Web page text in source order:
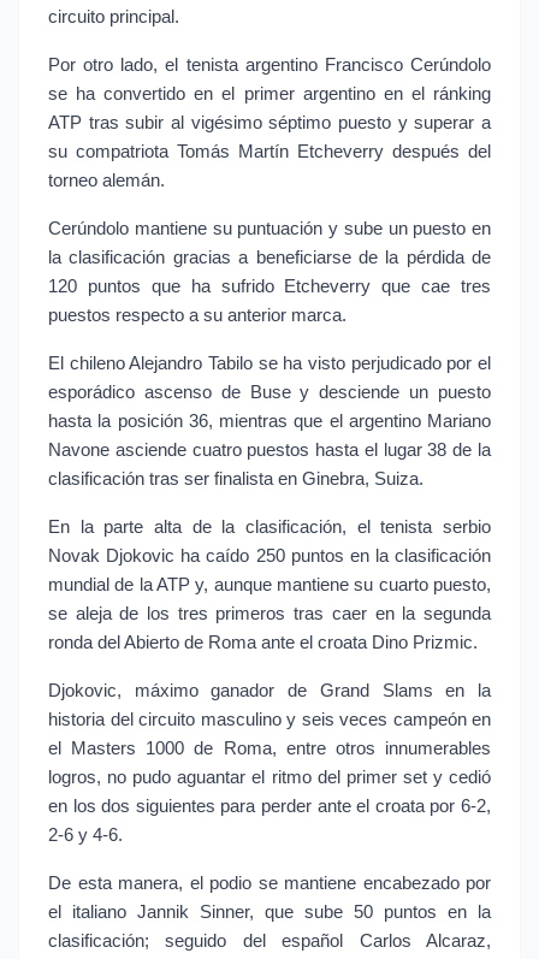
circuito principal.
Por otro lado, el tenista argentino Francisco Cerúndolo
se ha convertido en el primer argentino en el ránking
ATP tras subir al vigésimo séptimo puesto y superar a
su compatriota Tomás Martín Etcheverry después del
torneo alemán.
Cerúndolo mantiene su puntuación y sube un puesto en
la clasificación gracias a beneficiarse de la pérdida de
120 puntos que ha sufrido Etcheverry que cae tres
puestos respecto a su anterior marca.
El chileno Alejandro Tabilo se ha visto perjudicado por el
esporádico ascenso de Buse y desciende un puesto
hasta la posición 36, mientras que el argentino Mariano
Navone asciende cuatro puestos hasta el lugar 38 de la
clasificación tras ser finalista en Ginebra, Suiza.
En la parte alta de la clasificación, el tenista serbio
Novak Djokovic ha caído 250 puntos en la clasificación
mundial de la ATP y, aunque mantiene su cuarto puesto,
se aleja de los tres primeros tras caer en la segunda
ronda del Abierto de Roma ante el croata Dino Prizmic.
Djokovic, máximo ganador de Grand Slams en la
historia del circuito masculino y seis veces campeón en
el Masters 1000 de Roma, entre otros innumerables
logros, no pudo aguantar el ritmo del primer set y cedió
en los dos siguientes para perder ante el croata por 6-2,
2-6 y 4-6.
De esta manera, el podio se mantiene encabezado por
el italiano Jannik Sinner, que sube 50 puntos en la
clasificación; seguido del español Carlos Alcaraz,